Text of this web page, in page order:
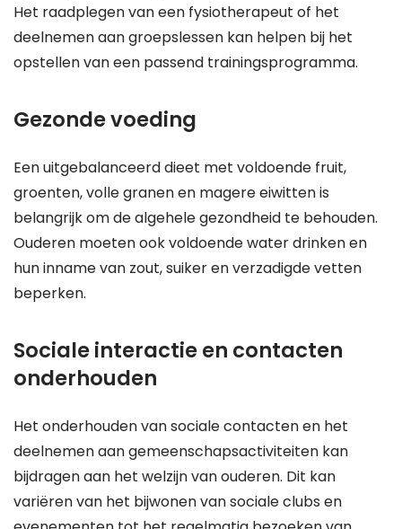
Het raadplegen van een fysiotherapeut of het
deelnemen aan groepslessen kan helpen bij het
opstellen van een passend trainingsprogramma.
Gezonde voeding
Een uitgebalanceerd dieet met voldoende fruit,
groenten, volle granen en magere eiwitten is
belangrijk om de algehele gezondheid te behouden.
Ouderen moeten ook voldoende water drinken en
hun inname van zout, suiker en verzadigde vetten
beperken.
Sociale interactie en contacten
onderhouden
Het onderhouden van sociale contacten en het
deelnemen aan gemeenschapsactiviteiten kan
bijdragen aan het welzijn van ouderen. Dit kan
variëren van het bijwonen van sociale clubs en